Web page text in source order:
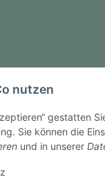
nutzen
gestatten
Sie können die
und in unserer